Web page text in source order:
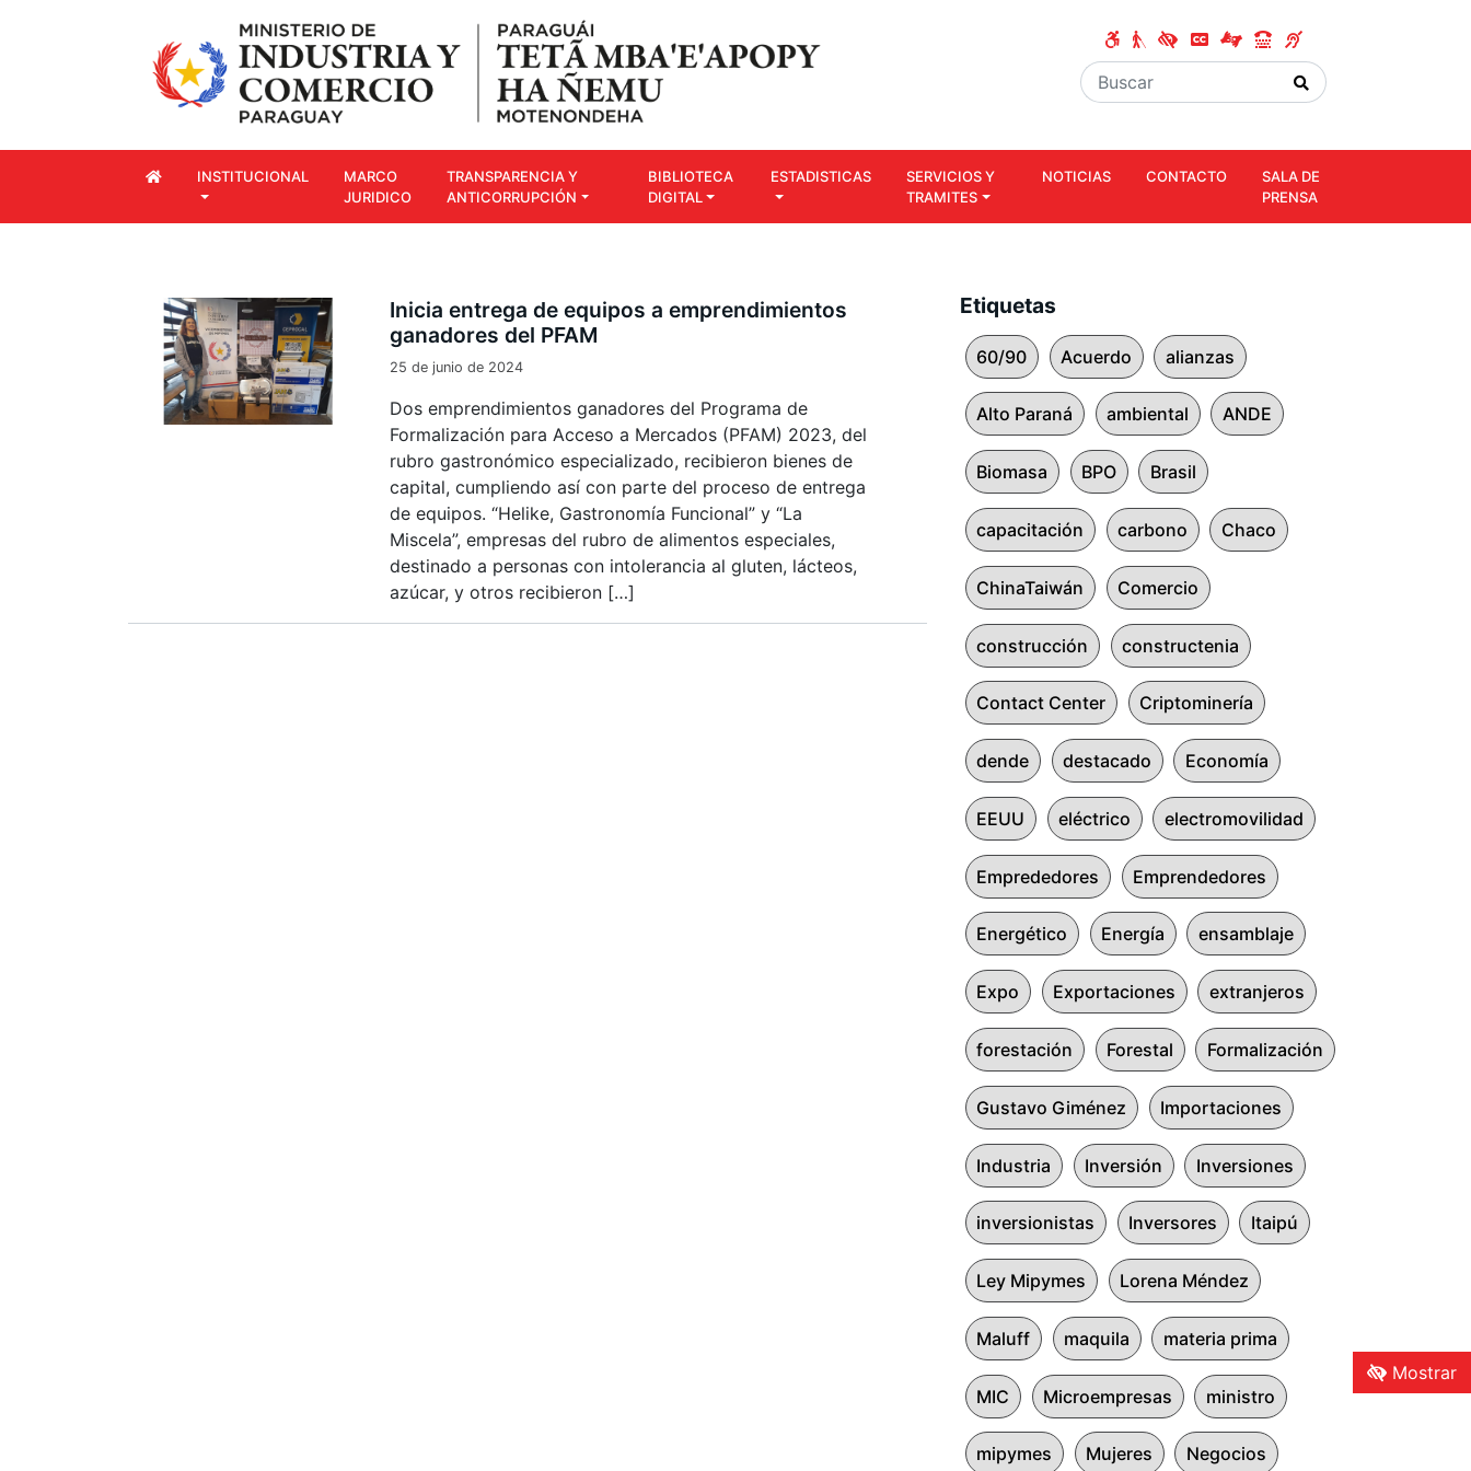
INSTITUCIONAL
MARCO
JURIDICO
TRANSPARENCIA Y
ANTICORRUPCIÓN
BIBLIOTECA
DIGITAL
ESTADISTICAS
SERVICIOS Y
TRAMITES
NOTICIAS CONTACTO
SALA DE
PRENSA
Mostrar
Inicia entrega de equipos a emprendimientos
ganadores del PFAM
25 de junio de 2024
Dos emprendimientos ganadores del Programa de
Formalización para Acceso a Mercados (PFAM) 2023, del
rubro gastronómico especializado, recibieron bienes de
capital, cumpliendo así con parte del proceso de entrega
de equipos. “Helike, Gastronomía Funcional” y “La
Miscela”, empresas del rubro de alimentos especiales,
destinado a personas con intolerancia al gluten, lácteos,
azúcar, y otros recibieron […]
Etiquetas
60/90 Acuerdo alianzas
Alto Paraná ambiental ANDE
Biomasa BPO Brasil
capacitación carbono Chaco
ChinaTaiwán Comercio
construcción constructenia
Contact Center Criptominería
dende destacado Economía
EEUU eléctrico electromovilidad
Emprededores Emprendedores
Energético Energía ensamblaje
Expo Exportaciones extranjeros
forestación Forestal Formalización
Gustavo Giménez Importaciones
Industria Inversión Inversiones
inversionistas Inversores Itaipú
Ley Mipymes Lorena Méndez
Maluff maquila materia prima
MIC Microempresas ministro
mipymes Mujeres Negocios